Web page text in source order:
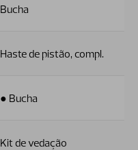
Bucha
Haste de pistão, compl.
● Bucha
Kit de vedação